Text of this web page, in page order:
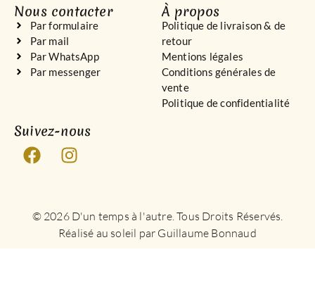
Nous contacter
Par formulaire
Par mail
Par WhatsApp
Par messenger
À propos
Politique de livraison & de
retour
Mentions légales
Conditions générales de
vente
Politique de confidentialité
Suivez-nous
© 2026 D'un temps à l'autre. Tous Droits Réservés.
Réalisé au soleil par Guillaume Bonnaud